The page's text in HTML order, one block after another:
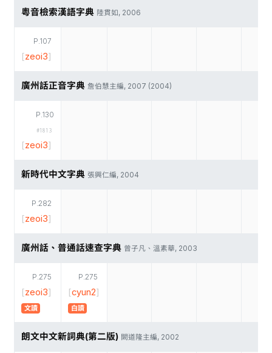
粵音檢索漢語字典 陸貫如, 2006
P.107
[zeoi3]
廣州話正音字典 詹伯慧主編, 2007 (2004)
P.130
#1813
[zeoi3]
新時代中文字典 張興仁編, 2004
P.282
[zeoi3]
廣州話、普通話速查字典 曾子凡、溫素華, 2003
P.275
[zeoi3]
文讀
P.275
[cyun2]
白讀
朗文中文新詞典(第二版) 闕道隆主編, 2002